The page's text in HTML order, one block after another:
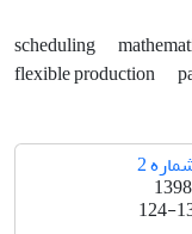
scheduling
flexible production
124-